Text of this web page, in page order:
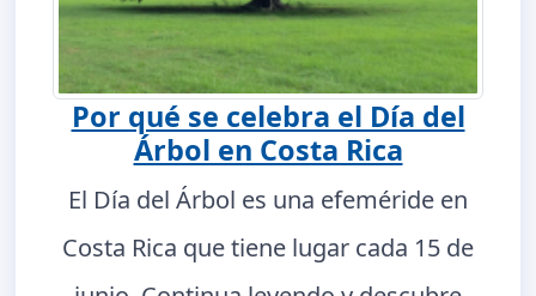
Por qué se celebra el Día del
Árbol en Costa Rica
El Día del Árbol es una efeméride en
Costa Rica que tiene lugar cada 15 de